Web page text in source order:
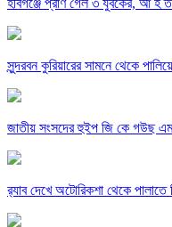
হবিগঞ্জে প্রাণ গেল ৩ যুবকের, আ হ
সুন্দরবন কুরিয়ারের সামনে থেকে
জাতীয় সংসদের হুইপ জি কে গউছ
র‌্যাব দেখে অটোরিকশা থেকে